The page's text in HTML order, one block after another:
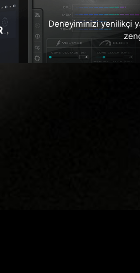
Deneyiminizi yenilikçi